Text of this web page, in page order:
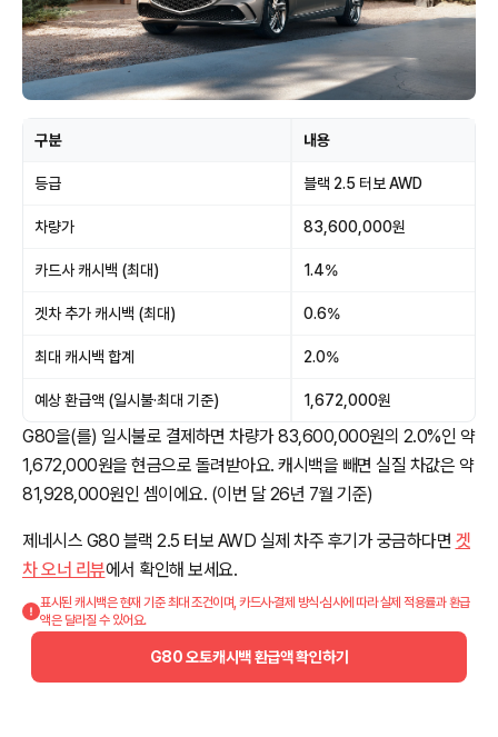
구분 내용
등급 블랙 2.5 터보 AWD
차량가 83,600,000원
카드사 캐시백 (최대) 1.4%
겟차 추가 캐시백 (최대) 0.6%
최대 캐시백 합계 2.0%
예상 환급액 (일시불·최대 기준) 1,672,000원
G80을(를) 일시불로 결제하면 차량가 83,600,000원의 2.0%인 약
1,672,000원을 현금으로 돌려받아요. 캐시백을 빼면 실질 차값은 약
81,928,000원인 셈이에요. (이번 달 26년 7월 기준)
제네시스 G80 블랙 2.5 터보 AWD 실제 차주 후기가 궁금하다면 겟
차 오너 리뷰에서 확인해 보세요.
표시된 캐시백은 현재 기준 최대 조건이며, 카드사·결제 방식·심사에 따라 실제 적용률과 환급
액은 달라질 수 있어요.
G80 오토캐시백 환급액 확인하기